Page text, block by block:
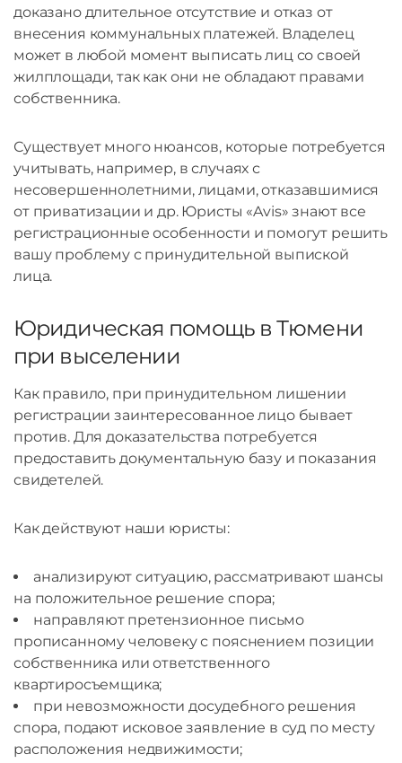
доказано длительное отсутствие и отказ от
внесения коммунальных платежей. Владелец
может в любой момент выписать лиц со своей
жилплощади, так как они не обладают правами
собственника.
Существует много нюансов, которые потребуется
учитывать, например, в случаях с
несовершеннолетними, лицами, отказавшимися
от приватизации и др. Юристы «Avis» знают все
регистрационные особенности и помогут решить
вашу проблему с принудительной выпиской
лица.
Юридическая помощь в Тюмени
при выселении
Как правило, при принудительном лишении
регистрации заинтересованное лицо бывает
против. Для доказательства потребуется
предоставить документальную базу и показания
свидетелей.
Как действуют наши юристы:
анализируют ситуацию, рассматривают шансы
на положительное решение спора;
направляют претензионное письмо
прописанному человеку с пояснением позиции
собственника или ответственного
квартиросъемщика;
при невозможности досудебного решения
спора, подают исковое заявление в суд по месту
расположения недвижимости;